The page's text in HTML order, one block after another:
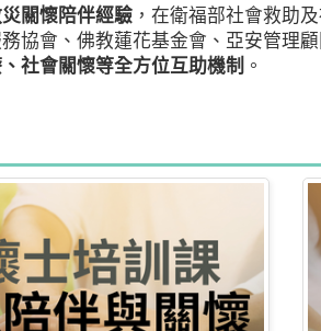
關懷陪伴經驗 ，在衛福部社會救助
協會、佛教蓮花基金會、亞安管理
社會關懷等全方位互助機制 。